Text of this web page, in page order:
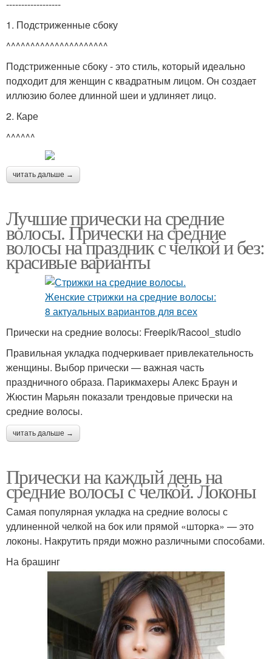
------------------
1. Подстриженные сбоку
^^^^^^^^^^^^^^^^^^^^^
Подстриженные сбоку - это стиль, который идеально
подходит для женщин с квадратным лицом. Он создает
иллюзию более длинной шеи и удлиняет лицо.
2. Каре
^^^^^^
читать дальше →
Лучшие прически на средние
волосы. Прически на средние
волосы на праздник с челкой и без:
красивые варианты
Прически на средние волосы: Freepik/Racool_studio
Правильная укладка подчеркивает привлекательность
женщины. Выбор прически — важная часть
праздничного образа. Парикмахеры Алекс Браун и
Жюстин Марьян показали трендовые прически на
средние волосы.
читать дальше →
Прически на каждый день на
средние волосы с челкой. Локоны
Самая популярная укладка на средние волосы с
удлиненной челкой на бок или прямой «шторка» — это
локоны. Накрутить пряди можно различными способами.
На брашинг